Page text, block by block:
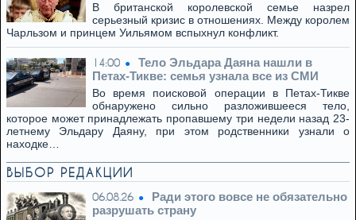
В британской королевской семье назрел
серьезный кризис в отношениях. Между королем
Чарльзом и принцем Уильямом вспыхнул конфликт.
14:00
Тело Эльдара Даяна нашли в
Петах-Тикве: семья узнала все из СМИ
Во время поисковой операции в Петах-Тикве
обнаружено сильно разложившееся тело,
которое может принадлежать пропавшему три недели назад 23-
летнему Эльдару Даяну, при этом родственники узнали о
находке…
ВЫБОР РЕДАКЦИИ
06.08.26
Ради этого вовсе не обязательно
разрушать страну